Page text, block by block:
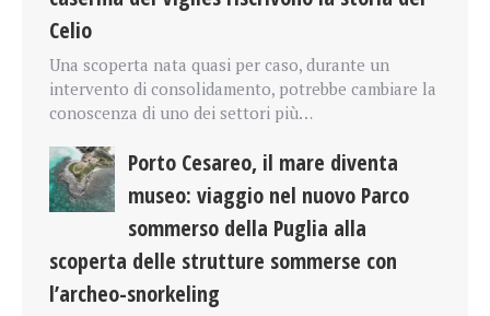
Celio
Una scoperta nata quasi per caso, durante un
intervento di consolidamento, potrebbe cambiare la
conoscenza di uno dei settori più…
Porto Cesareo, il mare diventa
museo: viaggio nel nuovo Parco
sommerso della Puglia alla
scoperta delle strutture sommerse con
l’archeo-snorkeling